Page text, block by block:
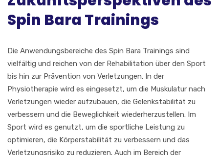
Spin Bara Trainings
Die Anwendungsbereiche des Spin Bara Trainings sind
vielfältig und reichen von der Rehabilitation über den Sport
bis hin zur Prävention von Verletzungen. In der
Physiotherapie wird es eingesetzt, um die Muskulatur nach
Verletzungen wieder aufzubauen, die Gelenkstabilität zu
verbessern und die Beweglichkeit wiederherzustellen. Im
Sport wird es genutzt, um die sportliche Leistung zu
optimieren, die Körperstabilität zu verbessern und das
Verletzungsrisiko zu reduzieren. Auch im Bereich der